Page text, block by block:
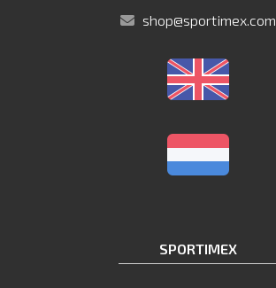
shop@sportimex.com
SPORTIMEX